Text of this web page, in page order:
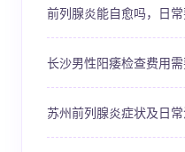
前列腺炎能自愈吗，日
长沙男性阳痿检查费用
苏州前列腺炎症状及日